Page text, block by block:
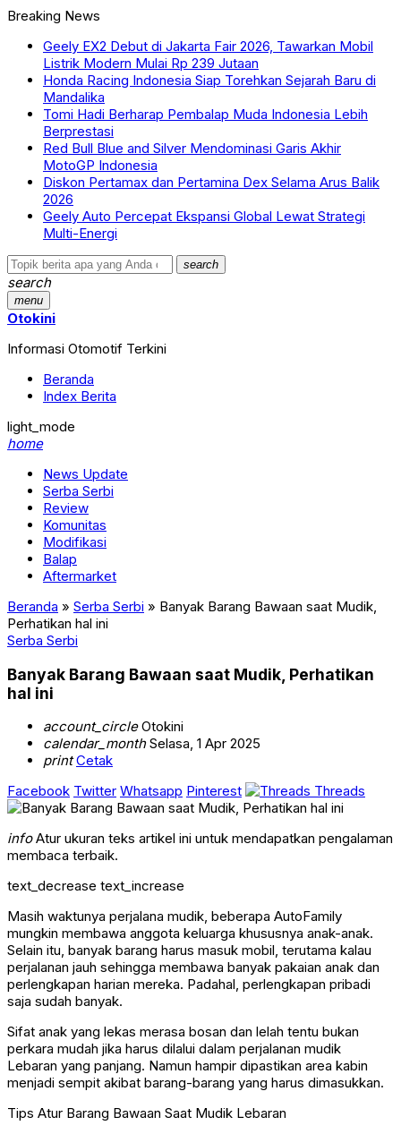
Breaking News
Geely EX2 Debut di Jakarta Fair 2026, Tawarkan Mobil
Listrik Modern Mulai Rp 239 Jutaan
Honda Racing Indonesia Siap Torehkan Sejarah Baru di
Mandalika
Tomi Hadi Berharap Pembalap Muda Indonesia Lebih
Berprestasi
Red Bull Blue and Silver Mendominasi Garis Akhir
MotoGP Indonesia
Diskon Pertamax dan Pertamina Dex Selama Arus Balik
2026
Geely Auto Percepat Ekspansi Global Lewat Strategi
Multi-Energi
search
search
menu
Otokini
Informasi Otomotif Terkini
Beranda
Index Berita
light_mode
home
News Update
Serba Serbi
Review
Komunitas
Modifikasi
Balap
Aftermarket
Beranda » Serba Serbi » Banyak Barang Bawaan saat Mudik,
Perhatikan hal ini
Serba Serbi
Banyak Barang Bawaan saat Mudik, Perhatikan
hal ini
account_circleOtokini
calendar_monthSelasa, 1 Apr 2025
print Cetak
Facebook Twitter Whatsapp Pinterest Threads
infoAtur ukuran teks artikel ini untuk mendapatkan pengalaman
membaca terbaik.
text_decrease text_increase
Masih waktunya perjalana mudik, beberapa AutoFamily
mungkin membawa anggota keluarga khususnya anak-anak.
Selain itu, banyak barang harus masuk mobil, terutama kalau
perjalanan jauh sehingga membawa banyak pakaian anak dan
perlengkapan harian mereka. Padahal, perlengkapan pribadi
saja sudah banyak.
Sifat anak yang lekas merasa bosan dan lelah tentu bukan
perkara mudah jika harus dilalui dalam perjalanan mudik
Lebaran yang panjang. Namun hampir dipastikan area kabin
menjadi sempit akibat barang-barang yang harus dimasukkan.
Tips Atur Barang Bawaan Saat Mudik Lebaran